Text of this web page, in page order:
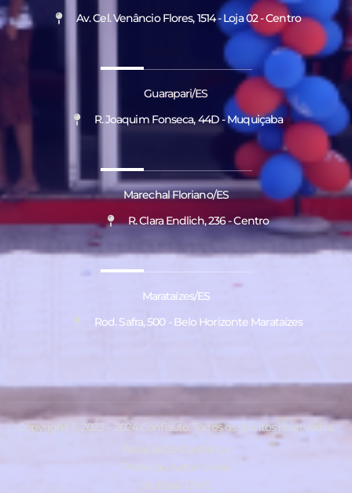
Av. Cel. Venâncio Flores, 1514 - Loja 02 - Centro
Guarapari/ES
R. Joaquim Fonseca, 44D - Muquiçaba
Marechal Floriano/ES
R. Clara Endlich, 236 - Centro
Marataízes/ES
Rod. Safra, 500 - Belo Horizonte Marataízes
Copyright © 2023 – 2024 Confiauto. Todos os direitos reservados.
Associação Confiança
Proteção Automóveis
do Brasil CNPJ